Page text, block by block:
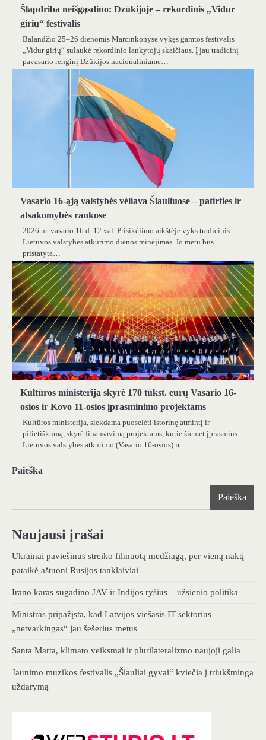
Šlapdriba neišgąsdino: Dzūkijoje – rekordinis „Vidur
girių“ festivalis
Balandžio 25–26 dienomis Marcinkonyse vykęs gamtos festivalis
„Vidur girių“ sulaukė rekordinio lankytojų skaičiaus. Į jau tradicinį
pavasario renginį Dzūkijos nacionaliniame…
Vasario 16-ąją valstybės vėliava Šiauliuose – patirties ir
atsakomybės rankose
2026 m. vasario 16 d. 12 val. Prisikėlimo aikštėje vyks tradicinis
Lietuvos valstybės atkūrimo dienos minėjimas. Jo metu bus
pristatyta…
Kultūros ministerija skyrė 170 tūkst. eurų Vasario 16-
osios ir Kovo 11-osios įprasminimo projektams
Kultūros ministerija, siekdama puoselėti istorinę atmintį ir
pilietiškumą, skyrė finansavimą projektams, kurie šiemet įprasmins
Lietuvos valstybės atkūrimo (Vasario 16-osios) ir…
Paieška
Paieška
Naujausi įrašai
Ukrainai paviešinus streiko filmuotą medžiagą, per vieną naktį
pataikė aštuoni Rusijos tanklaiviai
Irano karas sugadino JAV ir Indijos ryšius – užsienio politika
Ministras pripažįsta, kad Latvijos viešasis IT sektorius
„netvarkingas“ jau šešerius metus
Santa Marta, klimato veiksmai ir plurilateralizmo naujoji galia
Jaunimo muzikos festivalis „Šiauliai gyvai“ kviečia į triukšmingą
uždarymą